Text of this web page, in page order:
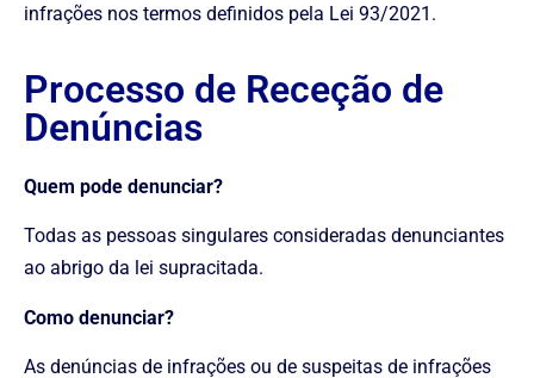
infrações nos termos definidos pela Lei 93/2021.
Processo de Receção de
Denúncias
Quem pode denunciar?
Todas as pessoas singulares consideradas denunciantes
ao abrigo da lei supracitada.
Como denunciar?
As denúncias de infrações ou de suspeitas de infrações